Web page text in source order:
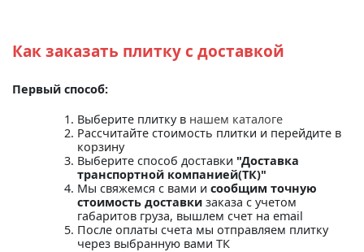
Как заказать плитку с доставкой
Первый способ:
Выберите плитку в нашем каталоге
Рассчитайте стоимость плитки и перейдите в
корзину
Выберите способ доставки "Доставка
транспортной компанией(ТК)"
Мы свяжемся с вами и сообщим точную
стоимость доставки заказа с учетом
габаритов груза, вышлем счет на email
После оплаты счета мы отправляем плитку
через выбранную вами ТК